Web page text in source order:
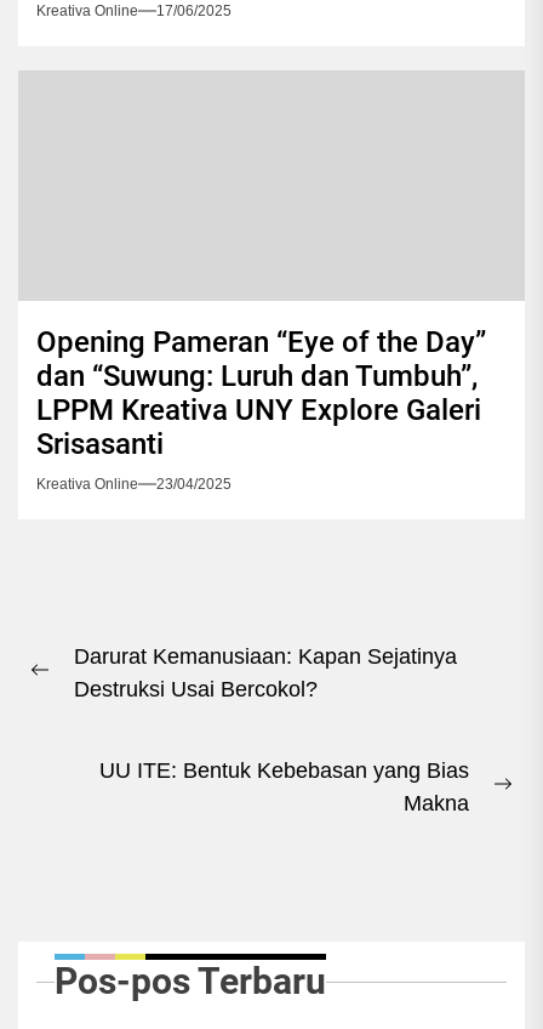
Kreativa Online 17/06/2025
Opening Pameran “Eye of the Day”
dan “Suwung: Luruh dan Tumbuh”,
LPPM Kreativa UNY Explore Galeri
Srisasanti
Kreativa Online 23/04/2025
pos
Previous
Darurat Kemanusiaan: Kapan Sejatinya
Destruksi Usai Bercokol?
UU ITE: Bentuk Kebebasan yang Bias
Makna
Pos-pos Terbaru